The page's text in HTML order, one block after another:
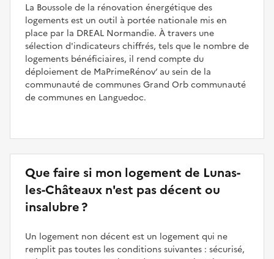
La Boussole de la rénovation énergétique des
logements est un outil à portée nationale mis en
place par la DREAL Normandie. À travers une
sélection d'indicateurs chiffrés, tels que le nombre de
logements bénéficiaires, il rend compte du
déploiement de MaPrimeRénov’ au sein de la
communauté de communes Grand Orb communauté
de communes en Languedoc.
Que faire si mon logement de Lunas-
les-Châteaux n'est pas décent ou
insalubre ?
Un logement non décent est un logement qui ne
remplit pas toutes les conditions suivantes : sécurisé,